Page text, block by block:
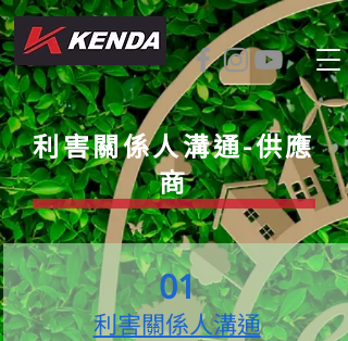
利害關係人溝通-供應
商
01
利害關係人溝通